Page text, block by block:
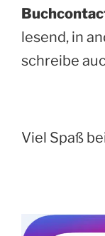
lesend, in
schreibe
Viel Spaß